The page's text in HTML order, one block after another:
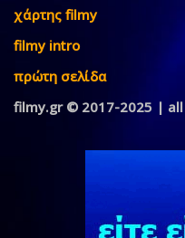
χάρτης filmy
filmy intro
πρώτη σελίδα
filmy.gr © 2017-2025 |